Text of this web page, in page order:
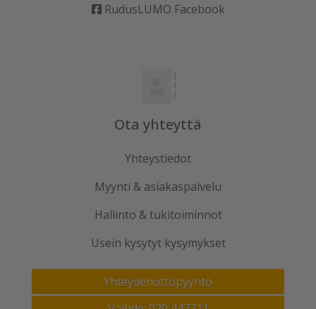
RudusLUMO Facebook
Ota yhteyttä
Yhteystiedot
Myynti & asiakaspalvelu
Hallinto & tukitoiminnot
Usein kysytyt kysymykset
Yhteydenottopyyntö